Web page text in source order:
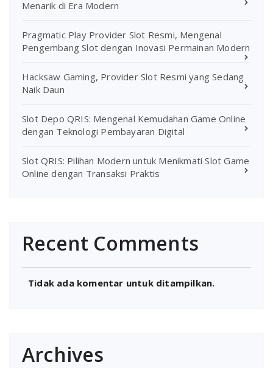
Menarik di Era Modern
Pragmatic Play Provider Slot Resmi, Mengenal
Pengembang Slot dengan Inovasi Permainan Modern
Hacksaw Gaming, Provider Slot Resmi yang Sedang
Naik Daun
Slot Depo QRIS: Mengenal Kemudahan Game Online
dengan Teknologi Pembayaran Digital
Slot QRIS: Pilihan Modern untuk Menikmati Slot Game
Online dengan Transaksi Praktis
Recent Comments
Tidak ada komentar untuk ditampilkan.
Archives